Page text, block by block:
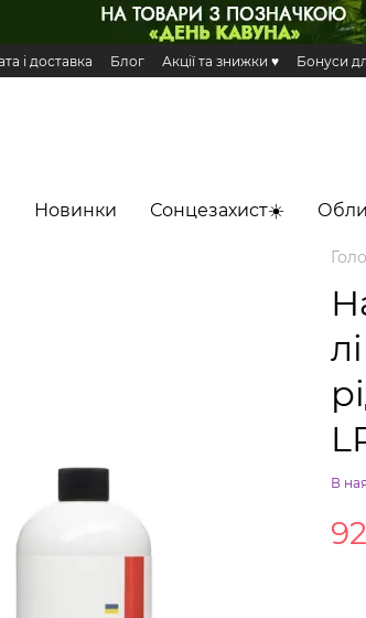
і доставка Блог Акції та знижки ♥️ Бонуси
Публічна оферта Еко сертифікати і
Новинки Сонцезахист☀️
В